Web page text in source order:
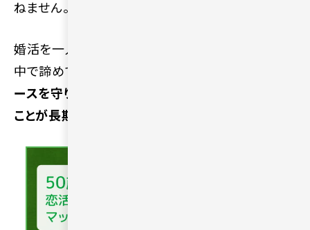
ねません。
婚活を一人で抱え込むことで孤独感が強くなり、途
中で諦めてしまう人も多いのが実情です。
ースを守りながら、無理なく続けられる環境を選ぶ
ことが長期的に見て重要になります。